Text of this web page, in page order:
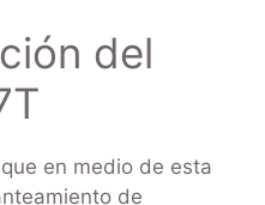
del
en medio de esta
de